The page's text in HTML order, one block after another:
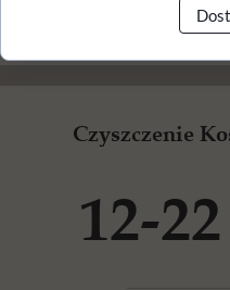
Spłukanie i
Czyszczenie
12-